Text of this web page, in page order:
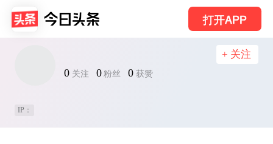
打开APP
0 关注 0 粉丝 0 获赞
+ 关注
IP：